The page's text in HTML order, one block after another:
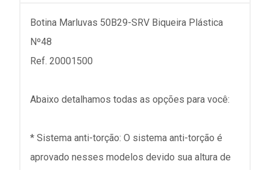
Botina Marluvas 50B29-SRV Biqueira Plástica
Nº48
Ref. 20001500
Abaixo detalhamos todas as opções para você:
* Sistema anti-torção: O sistema anti-torção é
aprovado nesses modelos devido sua altura de